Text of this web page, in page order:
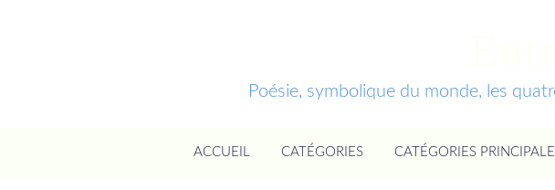
Poésie, symbolique du monde, les
ACCUEIL CATÉGORIES CATÉGORIES